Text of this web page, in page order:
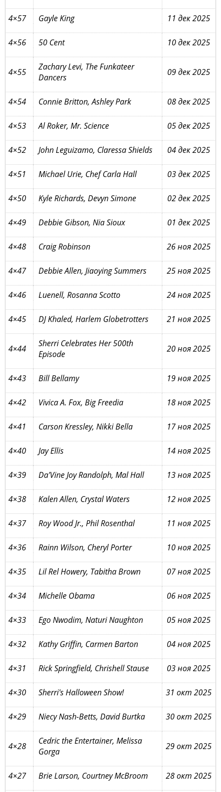
4×57 Gayle King 11 дек 2025
4×56 50 Cent 10 дек 2025
4×55
Zachary Levi, The Funkateer
Dancers
09 дек 2025
4×54 Connie Britton, Ashley Park 08 дек 2025
4×53 Al Roker, Mr. Science 05 дек 2025
4×52 John Leguizamo, Claressa Shields 04 дек 2025
4×51 Michael Urie, Chef Carla Hall 03 дек 2025
4×50 Kyle Richards, Devyn Simone 02 дек 2025
4×49 Debbie Gibson, Nia Sioux 01 дек 2025
4×48 Craig Robinson 26 ноя 2025
4×47 Debbie Allen, Jiaoying Summers 25 ноя 2025
4×46 Luenell, Rosanna Scotto 24 ноя 2025
4×45 DJ Khaled, Harlem Globetrotters 21 ноя 2025
4×44
Sherri Celebrates Her 500th
Episode
20 ноя 2025
4×43 Bill Bellamy 19 ноя 2025
4×42 Vivica A. Fox, Big Freedia 18 ноя 2025
4×41 Carson Kressley, Nikki Bella 17 ноя 2025
4×40 Jay Ellis 14 ноя 2025
4×39 Da'Vine Joy Randolph, Mal Hall 13 ноя 2025
4×38 Kalen Allen, Crystal Waters 12 ноя 2025
4×37 Roy Wood Jr., Phil Rosenthal 11 ноя 2025
4×36 Rainn Wilson, Cheryl Porter 10 ноя 2025
4×35 Lil Rel Howery, Tabitha Brown 07 ноя 2025
4×34 Michelle Obama 06 ноя 2025
4×33 Ego Nwodim, Naturi Naughton 05 ноя 2025
4×32 Kathy Griffin, Carmen Barton 04 ноя 2025
4×31 Rick Springfield, Chrishell Stause 03 ноя 2025
4×30 Sherri's Halloween Show! 31 окт 2025
4×29 Niecy Nash-Betts, David Burtka 30 окт 2025
4×28
Cedric the Entertainer, Melissa
Gorga
29 окт 2025
4×27 Brie Larson, Courtney McBroom 28 окт 2025